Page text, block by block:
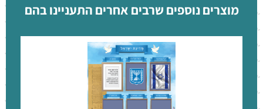
מוצרים נוספים שרבים אחרים התעניינו בהם